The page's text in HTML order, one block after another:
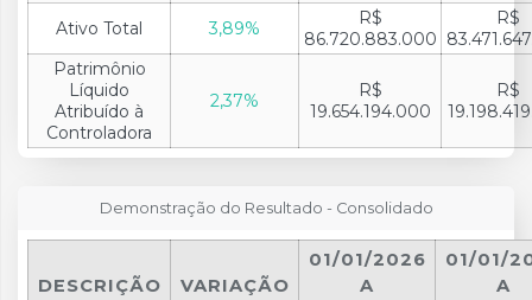
Ativo Total 3,89%
R$
86.720.883.000
R$
Patrimônio
Líquido
Atribuído à
Controladora
2,37%
R$
19.654.194.000
R$
Demonstração do Resultado - Consolidado
DESCRIÇÃO VARIAÇÃO
01/01/2026
A
01/01/
A